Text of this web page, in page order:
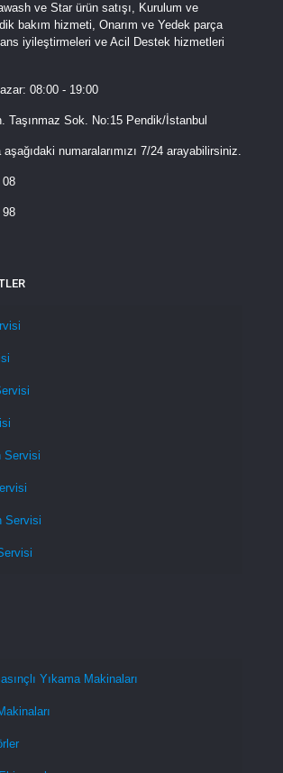
ve Star ürün satışı, Kurulum ve
bakım hizmeti, Onarım ve Yedek parça
iyileştirmeleri ve Acil Destek hizmetleri
08:00 - 19:00
Taşınmaz Sok. No:15 Pendik/İstanbul
numaralarımızı 7/24 arayabilirsiniz.
08
98
Servisi
Servisi
Yıkama Makinaları